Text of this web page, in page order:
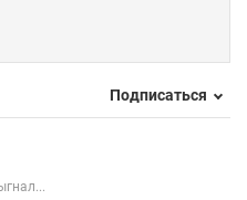
Подписаться